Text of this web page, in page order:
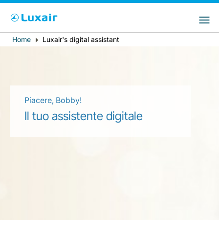
Paese di residenza
Breadcrumb
Home Luxair's digital assistant
Piacere, Bobby!
Il tuo assistente digitale